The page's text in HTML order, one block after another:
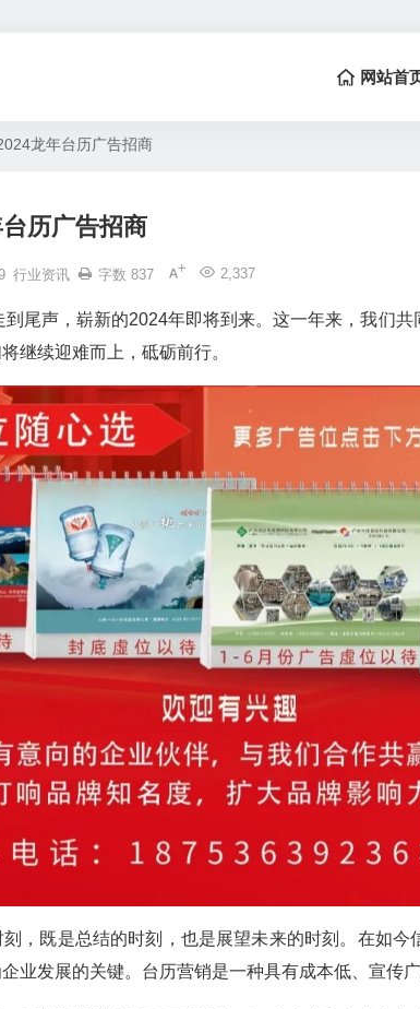
网站首
龙年台历广告招商
历广告招商
行业资讯 2,337
字数 837
尾声，崭新的2024年即将到来。这一年来，我们
继续迎难而上，砥砺前行。
，既是总结的时刻，也是展望未来的时刻。在如今
业发展的关键。台历营销是一种具有成本低、宣传